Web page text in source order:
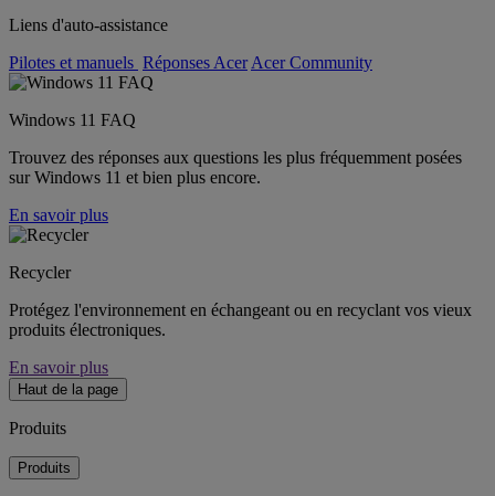
Liens d'auto-assistance
Pilotes et manuels Réponses Acer Acer Community
Windows 11 FAQ
Trouvez des réponses aux questions les plus fréquemment posées
sur Windows 11 et bien plus encore.
En savoir plus
Recycler
Protégez l'environnement en échangeant ou en recyclant vos vieux
produits électroniques.
En savoir plus
Haut de la page
Produits
Produits